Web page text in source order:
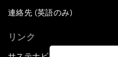
連絡先 (英語のみ)
リンク